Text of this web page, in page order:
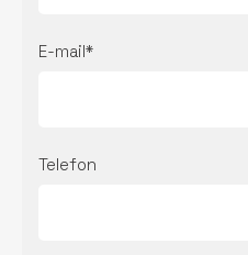
E-mail*
Telefon